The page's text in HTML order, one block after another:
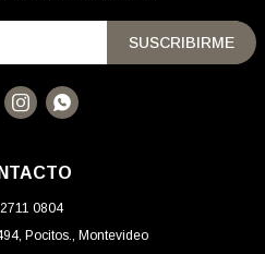
2711 0804
Pocitos., Montevideo
SUSCRIBIRME
 